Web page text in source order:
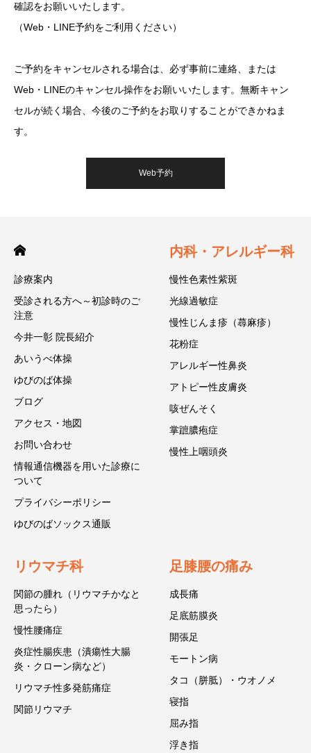
確認をお願いいたします。
（Web・LINE予約をご利用ください）
ご予約をキャンセルされる場合は、必ず事前に連絡、または
Web・LINEのキャンセル操作をお願いいたします。無断キャン
セルが続く場合、今後のご予約をお取りすることができかねま
す。
Web予約
診療案内
受診される方へ～初診時のご
注意
今井一彰 院長紹介
あいうべ体操
ゆびのば体操
ブログ
アクセス・地図
お問い合わせ
情報通信機器を用いた診療に
ついて
プライバシーポリシー
ゆびのばソックス通販
内科・アレルギー科
慢性色素性紫斑
光線過敏症
慢性じんま疹（蕁麻疹）
花粉症
アレルギー性鼻炎
アトピー性皮膚炎
咳ぜんそく
掌蹠膿疱症
慢性上咽頭炎
リウマチ科
関節の腫れ（リウマチかなと
思ったら）
慢性腰痛症
炎症性腸疾患（潰瘍性大腸
炎・クローン病など）
リウマチ性多発筋痛症
関節リウマチ
足膝腰の痛み
成長痛
足底筋膜炎
開張足
モートン病
タコ（胼胝）・ウオノメ
寝指
屈み指
浮き指